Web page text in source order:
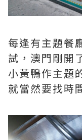
每逢有主題餐
試，澳門剛開
小黃鴨作主題
就當然要找時